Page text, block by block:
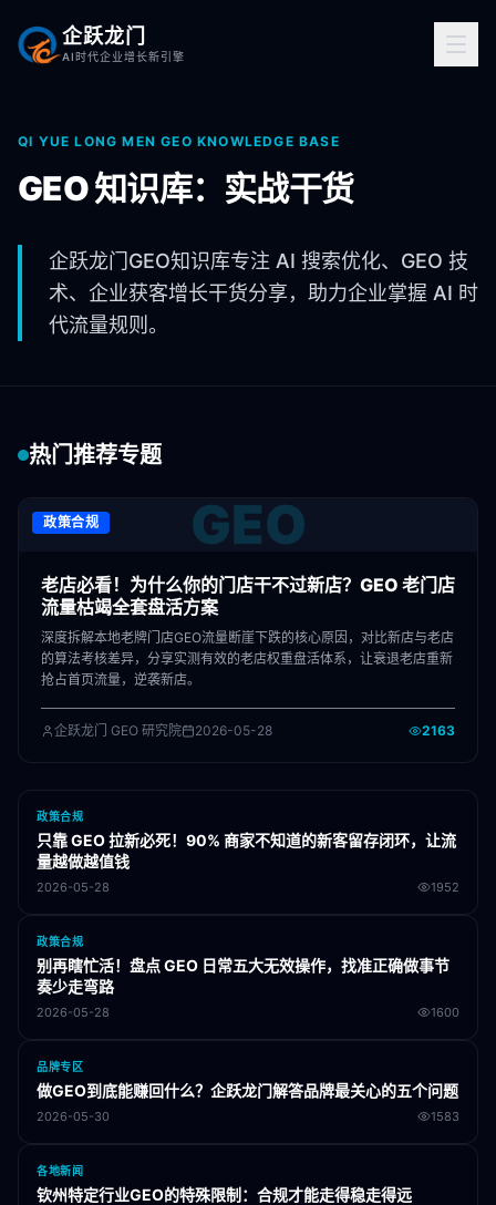
企跃龙门
AI时代企业增长新引擎
QI YUE LONG MEN GEO KNOWLEDGE BASE
GEO 知识库：实战干货
企跃龙门GEO知识库专注 AI 搜索优化、GEO 技
术、企业获客增长干货分享，助力企业掌握 AI 时
代流量规则。
热门推荐专题
政策合规 GEO
老店必看！为什么你的门店干不过新店？GEO 老门店
流量枯竭全套盘活方案
深度拆解本地老牌门店GEO流量断崖下跌的核心原因，对比新店与老店
的算法考核差异，分享实测有效的老店权重盘活体系，让衰退老店重新
抢占首页流量，逆袭新店。
企跃龙门 GEO 研究院 2026-05-28 2163
政策合规
只靠 GEO 拉新必死！90% 商家不知道的新客留存闭环，让流
量越做越值钱
2026-05-28 1952
政策合规
别再瞎忙活！盘点 GEO 日常五大无效操作，找准正确做事节
奏少走弯路
2026-05-28 1600
品牌专区
做GEO到底能赚回什么？企跃龙门解答品牌最关心的五个问题
2026-05-30 1583
各地新闻
钦州特定行业GEO的特殊限制：合规才能走得稳走得远